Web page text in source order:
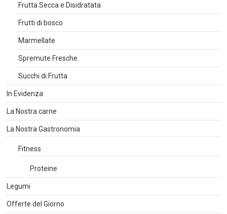
Frutta Secca e Disidratata
Frutti di bosco
Marmellate
Spremute Fresche
Succhi di Frutta
In Evidenza
La Nostra carne
La Nostra Gastronomia
Fitness
Proteine
Legumi
Offerte del Giorno